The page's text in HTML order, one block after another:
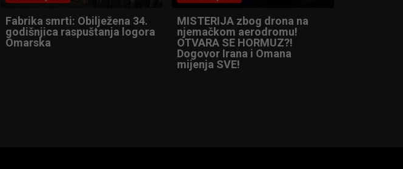
Fabrika smrti: Obilježena 34.
godišnjica raspuštanja logora
Omarska
MISTERIJA zbog drona na
njemačkom aerodromu!
OTVARA SE HORMUZ?!
Dogovor Irana i Omana
mijenja SVE!